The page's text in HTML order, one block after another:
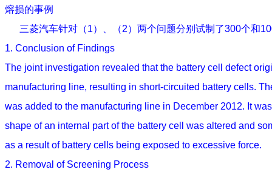
熔损的事例
三菱汽车针对（1）、（2）两个问题分别试制了300个和
1. Conclusion of Findings
The joint investigation revealed that the battery cell defect
manufacturing line, resulting in short-circuited battery cells.
was added to the manufacturing line in December 2012. It
shape of an internal part of the battery cell was altered and
as a result of battery cells being exposed to excessive force.
2. Removal of Screening Process